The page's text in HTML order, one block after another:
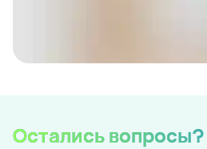
Остались вопросы?